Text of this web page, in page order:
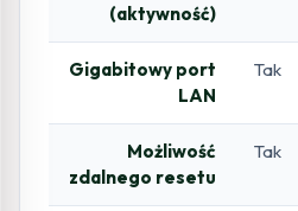
(aktywność)
Gigabitowy port
LAN
Tak
Możliwość
zdalnego resetu
Tak